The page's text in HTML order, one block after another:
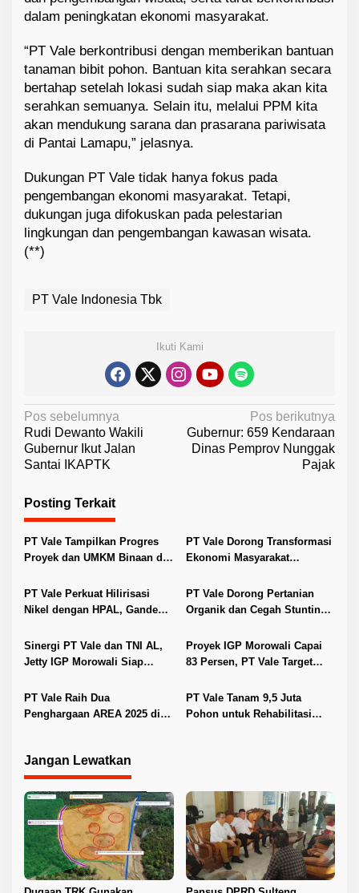
dalam peningkatan ekonomi masyarakat.
“PT Vale berkontribusi dengan memberikan bantuan
tanaman bibit pohon. Bantuan kita serahkan secara
bertahap setelah lokasi sudah siap maka akan kita
serahkan semuanya. Selain itu, melalui PPM kita
akan mendukung sarana dan prasarana pariwisata
di Pantai Lamapu,” jelasnya.
Dukungan PT Vale tidak hanya fokus pada
pengembangan ekonomi masyarakat. Tetapi,
dukungan juga difokuskan pada pelestarian
lingkungan dan pengembangan kawasan wisata.
(**)
PT Vale Indonesia Tbk
Ikuti Kami
N
a
v
g
a
s
p
s
Pos sebelumnya
Rudi Dewanto Wakili
Gubernur Ikut Jalan
Santai IKAPTK
Pos berikutnya
Gubernur: 659 Kendaraan
Dinas Pemprov Nunggak
Pajak
Posting Terkait
PT Vale Tampilkan Progres
Proyek dan UMKM Binaan di
Sulteng
PT Vale Dorong Transformasi
Ekonomi Masyarakat
PT Vale Perkuat Hilirisasi
Nikel dengan HPAL, Gandeng
Nasional
PT Vale Dorong Pertanian
Organik dan Cegah Stunting
Sosial Terpadu
Sinergi PT Vale dan TNI AL,
Jetty IGP Morowali Siap
Proyek IGP Morowali Capai
83 Persen, PT Vale Target
2025
PT Vale Raih Dua
Penghargaan AREA 2025 di
Pemberdayaan Sosial
PT Vale Tanam 9,5 Juta
Pohon untuk Rehabilitasi
Jangan Lewatkan